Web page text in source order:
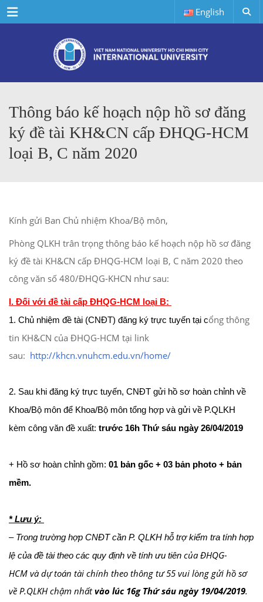
Menu English
Thông báo kế hoạch nộp hồ sơ đăng
ký đề tài KH&CN cấp ĐHQG-HCM
loại B, C năm 2020
Kính gửi Ban Chủ nhiệm Khoa/Bộ môn,
Phòng QLKH trân trọng thông báo kế hoạch nộp hồ sơ đăng
ký đề tài KH&CN cấp ĐHQG-HCM loại B, C năm 2020 theo
công văn số 480/ĐHQG-KHCN như sau:
I. Đối với đề tài cấp ĐHQG-HCM loại B:
1. Chủ nhiệm đề tài (CNĐT) đăng ký trực tuyến tại cổng thông
tin KH&CN của ĐHQG-HCM tại link
sau: http://khcn.vnuhcm.edu.vn/home/
2. Sau khi đăng ký trực tuyến, CNĐT gửi hồ sơ hoàn chỉnh về
Khoa/Bộ môn để Khoa/Bộ môn tổng hợp và gửi về P.QLKH
kèm công văn đề xuất: trước 16h Thứ sáu ngày 26/04/2019
+ Hồ sơ hoàn chỉnh gồm: 01 bản gốc + 03 bản photo + bản
mềm.
* Lưu ý:
– Trong trường hợp CNĐT cần P. QLKH hỗ trợ kiểm tra tính hợp
lệ của đề tài theo các quy định về tính ưu tiên của ĐHQG-
HCM và dự toán tài chính theo thông tư 55 vui lòng gửi hồ sơ
về P.QLKH chậm nhấtvào lúc 16g Thứ sáu ngày 19/04/2019.